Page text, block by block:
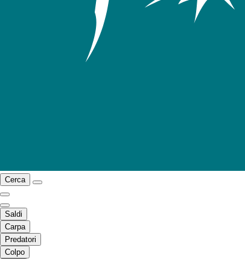
Cerca
Saldi
Carpa
Predatori
Colpo